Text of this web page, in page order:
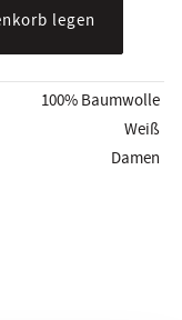
legen
100% Baumwolle
Weiß
Damen